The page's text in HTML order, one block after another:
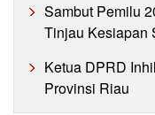
Sambut Pemilu
Tinjau Kesiapan
Ketua DPRD
Provinsi Riau